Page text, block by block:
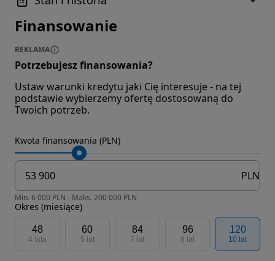
Finansowanie
REKLAMA
Potrzebujesz finansowania?
Ustaw warunki kredytu jaki Cię interesuje - na tej
podstawie wybierzemy ofertę dostosowaną do
Twoich potrzeb.
Kwota finansowania (PLN)
PLN
Min. 6 000 PLN - Maks. 200 000 PLN
Okres (miesiące)
48
4 lata
60
5 lat
84
7 lat
96
8 lat
120
10 lat